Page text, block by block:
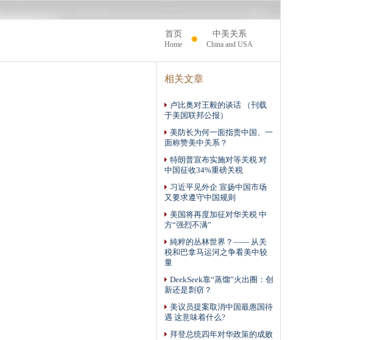
首页
Home
中美关系
China and USA
相关文章
卢比奥对王毅的谈话 （刊载
于美国联邦公报）
美防长为何一面指责中国、一
面称赞美中关系？
特朗普宣布实施对等关税 对
中国征收34%重磅关税
习近平见外企 宣扬中国市场
又要求遵守中国规则
美国将再度加征对华关税 中
方“强烈不满”
純粹的丛林世界？—— 从关
税和巴拿马运河之争看美中较
量
DeekSeek靠“蒸馏”火出圈：创
新还是剽窃？
美议员提案取消中国最惠国待
遇 这意味着什么?
拜登总统四年对华政策的成败